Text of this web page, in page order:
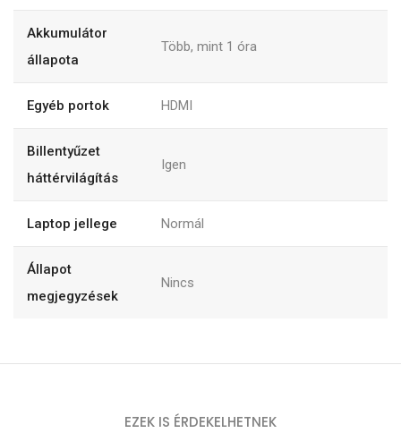
Akkumulátor
állapota
Több, mint 1 óra
Egyéb portok HDMI
Billentyűzet
háttérvilágítás
Igen
Laptop jellege Normál
Állapot
megjegyzések
Nincs
EZEK IS ÉRDEKELHETNEK